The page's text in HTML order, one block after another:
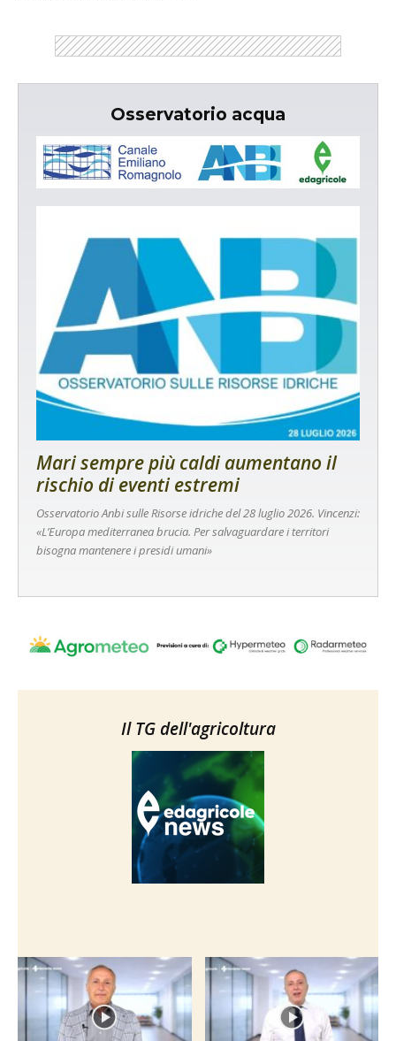
Osservatorio acqua
Mari sempre più caldi aumentano il
rischio di eventi estremi
Osservatorio Anbi sulle Risorse idriche del 28 luglio 2026. Vincenzi:
«L’Europa mediterranea brucia. Per salvaguardare i territori
bisogna mantenere i presidi umani»
Il TG dell'agricoltura